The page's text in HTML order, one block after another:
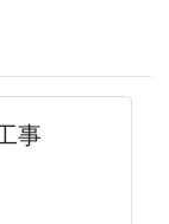
事